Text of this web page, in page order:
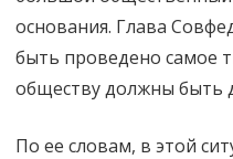
основания. Глава
быть проведено самое
обществу должны быть
По ее словам, в этой